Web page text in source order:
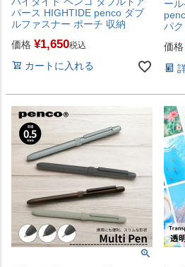
パース HIGHTIDE penco ダブ
ルファスナー ポーチ 収納
価格 ¥1,650税込
カートに入れる
ー
パ
価格